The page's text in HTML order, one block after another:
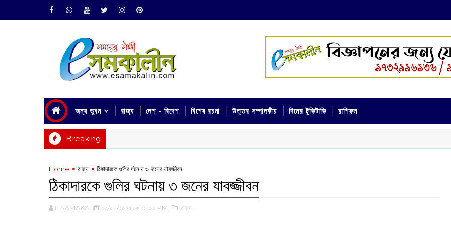
অন্য ভুবন রাজ্য দেশ - বিদেশ বিশেষ রচনা উত্তর সম্পাদকীয় দিনের টুকিটাকি রাশিফল
Breaking
Home রাজ্য ঠিকাদারকে গুলির ঘটনায় ৩ জনের যাবজ্জীবন
ঠিকাদারকে গুলির ঘটনায় ৩ জনের যাবজ্জীবন
E SAMAKALIN ১২/০৮/২০২২ ০৬:২১:০০ PM ,রাজ্য